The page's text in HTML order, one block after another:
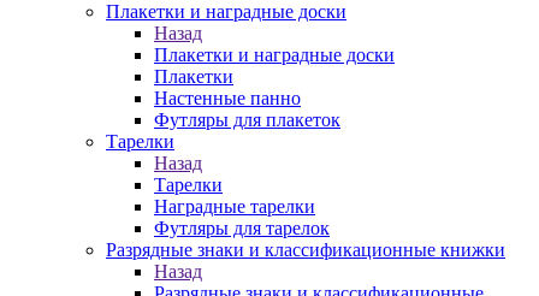
Плакетки и наградные доски
Назад
Плакетки и наградные доски
Плакетки
Настенные панно
Футляры для плакеток
Тарелки
Назад
Тарелки
Наградные тарелки
Футляры для тарелок
Разрядные знаки и классификационные книжки
Назад